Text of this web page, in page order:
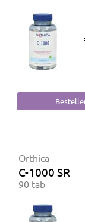
Orthica
C-1000 SR
90 tab